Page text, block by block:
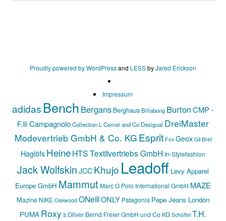
Proudly powered by WordPressand LESSbyJared Erickson
Impressum
adidas Bench Bergans Berghaus Billabong BurtonCMP -
F.lli CampagnoloCollection L Comei and Co Desigual DreiMaster
Modevertrieb GmbH & Co. KG Esprit Fox Geox Gil Bret
HaglöfsHeineHTS Textilvertriebs GmbH In-Stylefashion
Jack Wolfskin JCC Khujo Leadoff Levy Apparel
Europe GmbH Mammut Marc O Polo International GmbH MAZE
Mazine NIKE Oakwood ONeillONLY Patagonia Pepe Jeans London
PUMA Roxys.Oliver Bernd Freier GmbH und Co KG Schöffel T.H.